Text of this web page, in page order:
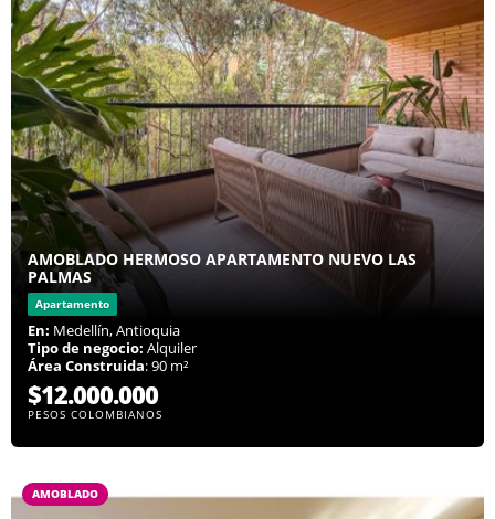
AMOBLADO HERMOSO APARTAMENTO NUEVO LAS
PALMAS
Apartamento
En: Medellín, Antioquia
Tipo de negocio: Alquiler
Área Construida: 90 m²
$12.000.000
PESOS COLOMBIANOS
AMOBLADO